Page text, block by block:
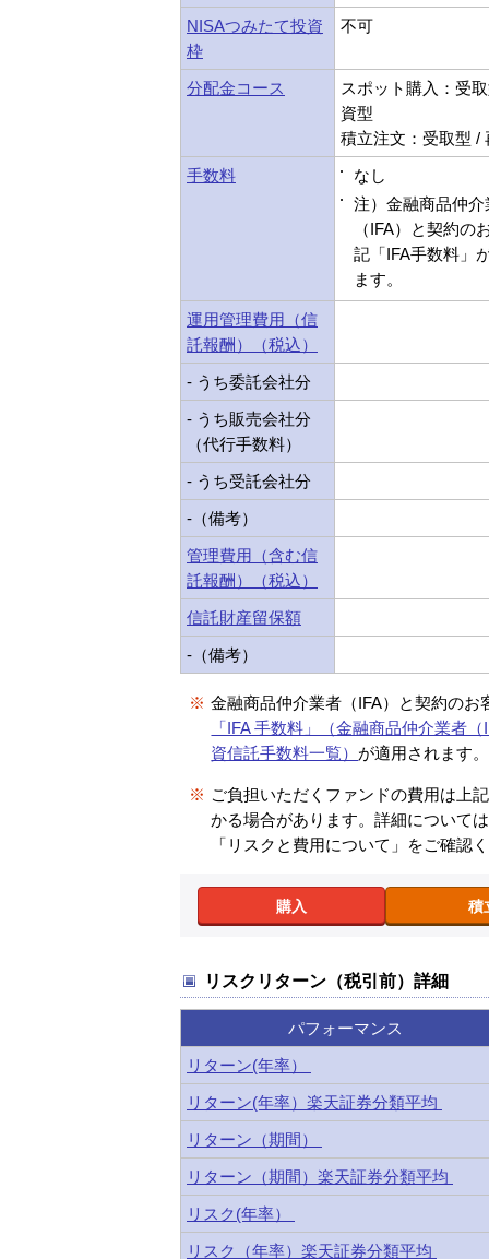
NISAつみたて投資
枠
不可
分配金コース
スポット購入：受
資型
積立注文：受取型 /
手数料
なし
注）金融商品仲介
（IFA）と契約の
記「IFA手数料」
ます。
運用管理費用（信
託報酬）（税込）
- うち委託会社分
- うち販売会社分
（代行手数料）
- うち受託会社分
-（備考）
管理費用（含む信
託報酬）（税込）
信託財産留保額
-（備考）
※ 金融商品仲介業者（IFA）と契約のお
「IFA 手数料」（金融商品仲介業者
資信託手数料一覧） が適用されます。
※ ご負担いただくファンドの費用は上
かる場合があります。詳細について
「リスクと費用について」をご確認
購入 積
リスクリターン（税引前）詳細
パフォーマンス
リターン(年率）
リターン(年率）楽天証券分類平均
リターン（期間）
リターン（期間）楽天証券分類平均
リスク(年率）
リスク（年率）楽天証券分類平均